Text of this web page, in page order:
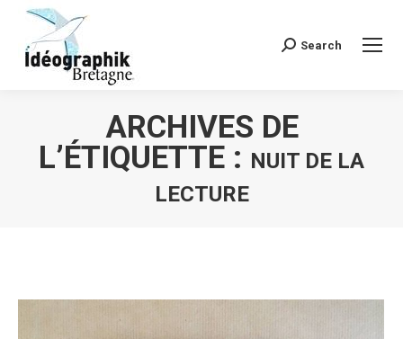
Recherche
Search
ARCHIVES DE
L’ÉTIQUETTE : NUIT DE LA
LECTURE